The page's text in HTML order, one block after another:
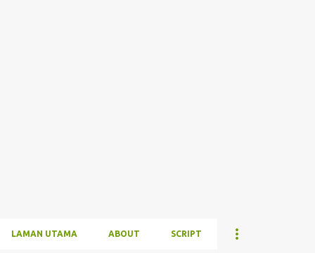
LAMAN UTAMA ABOUT SCRIPT